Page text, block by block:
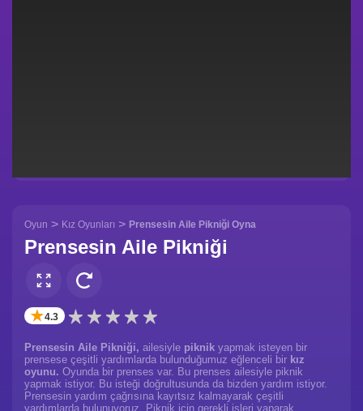
Oyun > Kız Oyunları > Prensesin Aile Pikniği Oyna
Prensesin Aile Pikniği
✭4.3
Prensesin Aile Pikniği, ailesiyle piknik yapmak isteyen bir
prensese çeşitli yardımlarda bulunduğumuz eğlenceli bir kız
oyunu. Oyunda bir prenses var. Bu prenses ailesiyle piknik
yapmak istiyor. Bu isteği doğrultusunda da bizden yardım istiyor.
Prensesin yardım çağrısına kayıtsız kalmayarak çeşitli
yardımlarda bulunuyoruz. Piknik için gerekli işleri yaparak